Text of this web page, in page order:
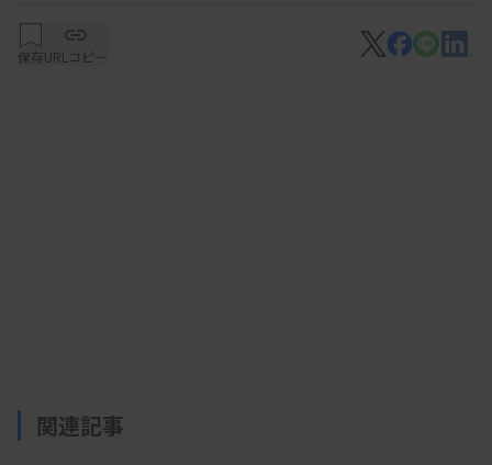
尿定性、目視判定、目合わせは「必須」
血尿、着色尿では目合わせを実施しづらく、どこま
保存URLコピー
関連記事